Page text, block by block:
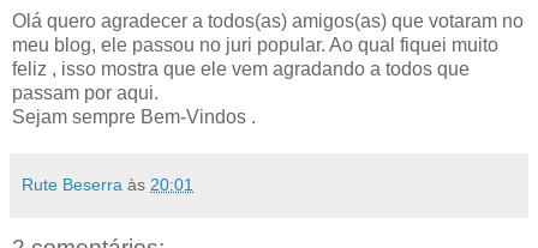
Olá quero agradecer a todos(as) amigos(as) que votaram no
meu blog, ele passou no juri popular. Ao qual fiquei muito
feliz , isso mostra que ele vem agradando a todos que
passam por aqui.
Sejam sempre Bem-Vindos .
Rute Beserra às 20:01